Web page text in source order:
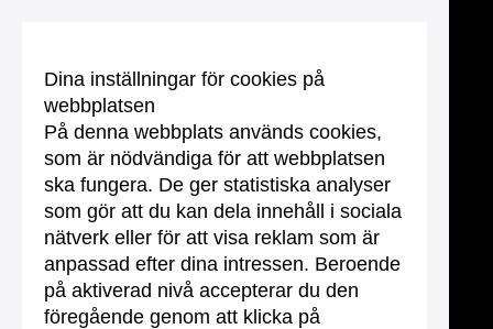
Dina inställningar för cookies på
webbplatsen
På denna webbplats används cookies,
som är nödvändiga för att webbplatsen
ska fungera. De ger statistiska analyser
som gör att du kan dela innehåll i sociala
nätverk eller för att visa reklam som är
anpassad efter dina intressen. Beroende
på aktiverad nivå accepterar du den
föregående genom att klicka på